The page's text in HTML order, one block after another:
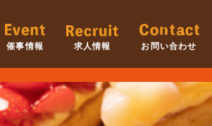
催事情報 求人情報 お問い合わせ